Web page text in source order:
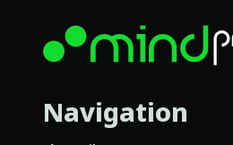
Navigation